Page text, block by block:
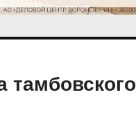
тамбовского